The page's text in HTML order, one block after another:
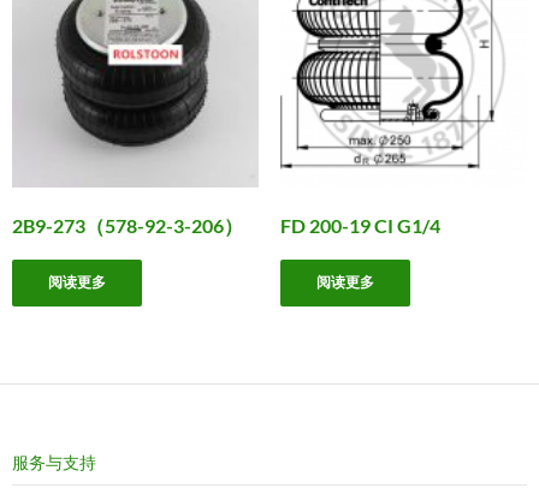
2B9-273（578-92-3-206）
阅读更多
FD 200-19 CI G1/4
阅读更多
服务与支持